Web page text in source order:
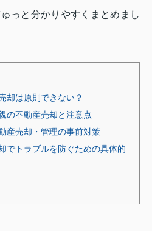
っと分かりやすくまとめまし
却は原則できない？
の不動産売却と注意点
産売却・管理の事前対策
でトラブルを防ぐための具体的